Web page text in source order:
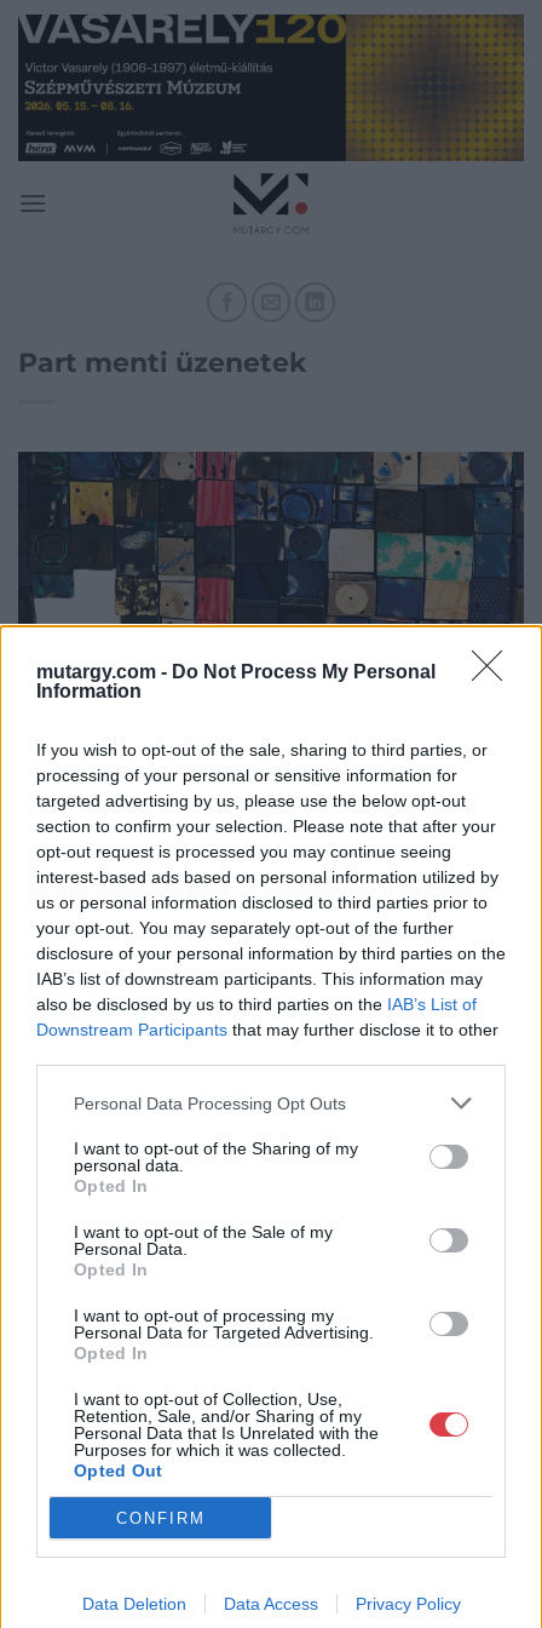
mutargy.com - Do Not Process My Personal
Information
If you wish to opt-out of the sale, sharing to third parties, or
processing of your personal or sensitive information for
targeted advertising by us, please use the below opt-out
section to confirm your selection. Please note that after your
opt-out request is processed you may continue seeing
interest-based ads based on personal information utilized by
us or personal information disclosed to third parties prior to
your opt-out. You may separately opt-out of the further
disclosure of your personal information by third parties on the
IAB’s list of downstream participants. This information may
also be disclosed by us to third parties on the IAB’s List of
Downstream Participants that may further disclose it to other
Personal Data Processing Opt Outs
I want to opt-out of the Sharing of my
personal data.
Opted In
I want to opt-out of the Sale of my
Personal Data.
Opted In
I want to opt-out of processing my
Personal Data for Targeted Advertising.
Opted In
I want to opt-out of Collection, Use,
Retention, Sale, and/or Sharing of my
Personal Data that Is Unrelated with the
Purposes for which it was collected.
Opted Out
CONFIRM
Data Deletion Data Access Privacy Policy
Skip
content
Part menti üzenetek
Helyszín:Etyeki Műhely
Megnyitó időpontja: 2026.06.20 18:00
Kiállítás időtartama: 2026.06.20 - 2026.09.04
Kurátor: Uszkay Tekla
Kiállítás linkje